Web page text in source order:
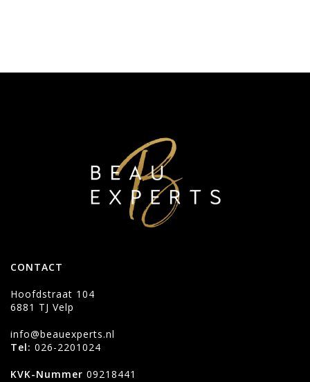
CONTACT
Hoofdstraat 104
6881 TJ Velp
info@beauexperts.nl
Tel: 026-2201024
KVK-Nummer 09218441